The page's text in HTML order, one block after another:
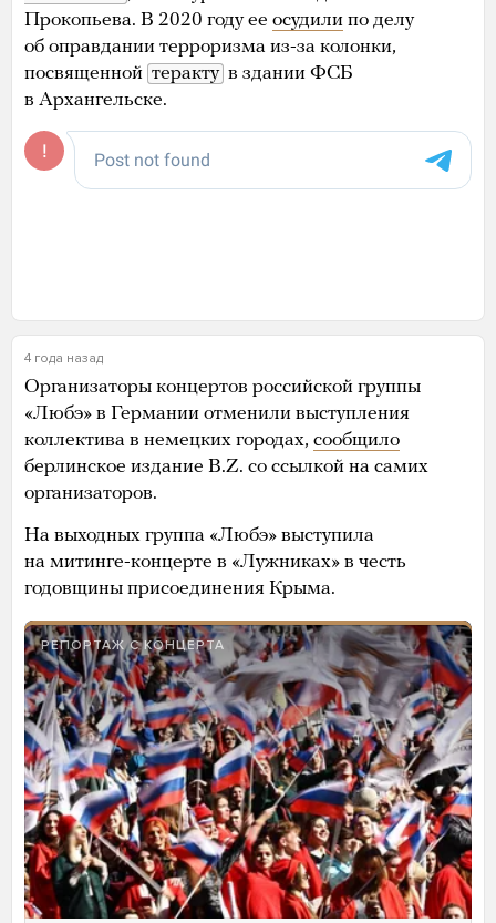
Прокопьева. В 2020 году ее осудили по делу
об оправдании терроризма из-за колонки,
посвященной теракту в здании ФСБ
в Архангельске.
4 года назад
Организаторы концертов российской группы
«Любэ» в Германии отменили выступления
коллектива в немецких городах, сообщило
берлинское издание B.Z. со ссылкой на самих
организаторов.
На выходных группа «Любэ» выступила
на митинге-концерте в «Лужниках» в честь
годовщины присоединения Крыма.
РЕПОРТАЖ С КОНЦЕРТА